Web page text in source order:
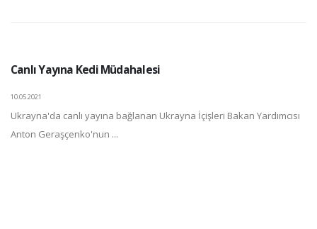
Canlı Yayına Kedi Müdahalesi
10.05.2021
Ukrayna'da canlı yayına bağlanan Ukrayna İçişleri Bakan Yardımcısı
Anton Geraşçenko'nun ...